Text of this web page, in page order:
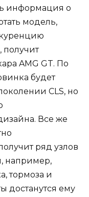
информация о
модель,
получит
AMG GT. По
будет
CLS, но
Все же
ряд узлов
например,
тормоза и
достанутся ему